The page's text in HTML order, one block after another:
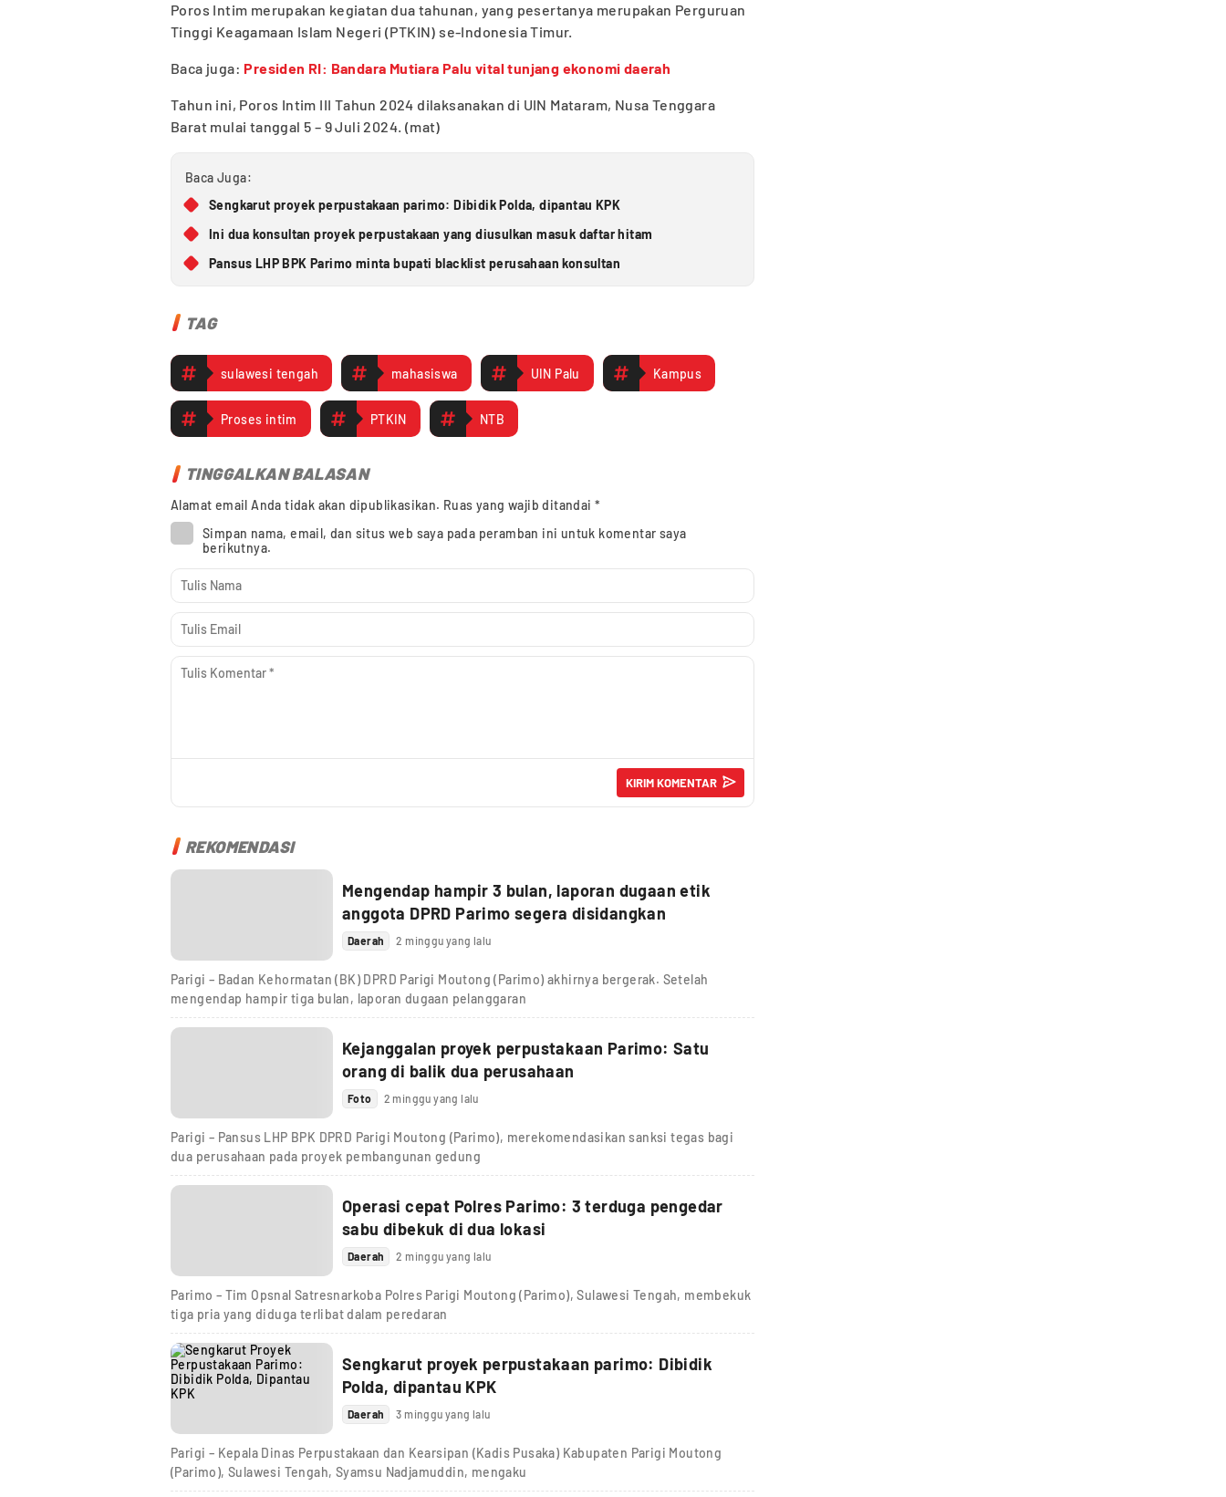
Poros Intim merupakan kegiatan dua tahunan, yang pesertanya merupakan Perguruan
Tinggi Keagamaan Islam Negeri (PTKIN) se-Indonesia Timur.
Baca juga:Presiden RI: Bandara Mutiara Palu vital tunjang ekonomi daerah
Tahun ini, Poros Intim III Tahun 2024 dilaksanakan di UIN Mataram, Nusa Tenggara
Barat mulai tanggal 5 – 9 Juli 2024. (mat)
Baca Juga:
Sengkarut proyek perpustakaan parimo: Dibidik Polda, dipantau KPK
Ini dua konsultan proyek perpustakaan yang diusulkan masuk daftar hitam
Pansus LHP BPK Parimo minta bupati blacklist perusahaan konsultan
TAG
sulawesi tengah mahasiswa UIN Palu Kampus
Proses intim PTKIN NTB
TINGGALKAN BALASAN
Alamat email Anda tidak akan dipublikasikan. Ruas yang wajib ditandai*
Simpan nama, email, dan situs web saya pada peramban ini untuk komentar saya
berikutnya.
REKOMENDASI
Mengendap hampir 3 bulan, laporan dugaan etik
anggota DPRD Parimo segera disidangkan
Daerah 2 minggu yang lalu
Parigi – Badan Kehormatan (BK) DPRD Parigi Moutong (Parimo) akhirnya bergerak. Setelah
mengendap hampir tiga bulan, laporan dugaan pelanggaran
Kejanggalan proyek perpustakaan Parimo: Satu
orang di balik dua perusahaan
Foto 2 minggu yang lalu
Parigi – Pansus LHP BPK DPRD Parigi Moutong (Parimo), merekomendasikan sanksi tegas bagi
dua perusahaan pada proyek pembangunan gedung
Operasi cepat Polres Parimo: 3 terduga pengedar
sabu dibekuk di dua lokasi
Daerah 2 minggu yang lalu
Parimo – Tim Opsnal Satresnarkoba Polres Parigi Moutong (Parimo), Sulawesi Tengah, membekuk
tiga pria yang diduga terlibat dalam peredaran
Sengkarut proyek perpustakaan parimo: Dibidik
Polda, dipantau KPK
Daerah 3 minggu yang lalu
Parigi – Kepala Dinas Perpustakaan dan Kearsipan (Kadis Pusaka) Kabupaten Parigi Moutong
(Parimo), Sulawesi Tengah, Syamsu Nadjamuddin, mengaku